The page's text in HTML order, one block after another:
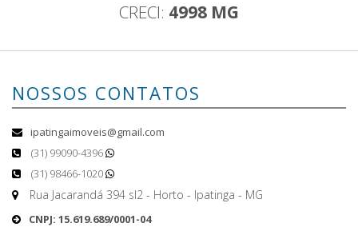
CRECI: 4998 MG
NOSSOS CONTATOS
ipatingaimoveis@gmail.com
(31) 99090-4396
(31) 98466-1020
Rua Jacarandá 394 sl2 - Horto - Ipatinga - MG
CNPJ: 15.619.689/0001-04